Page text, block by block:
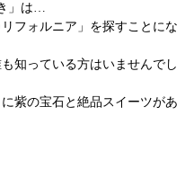
」は…
フォルニア」を探すことにな
知っている方はいませんでし
紫の宝石と絶品スイーツがあ